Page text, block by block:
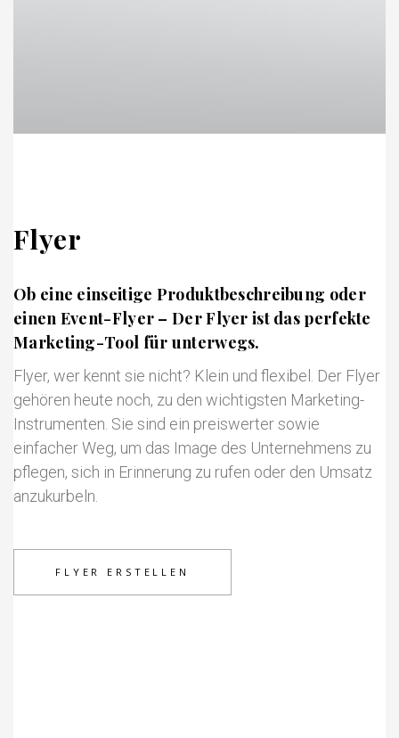
Flyer
Ob eine einseitige Produktbeschreibung oder
einen Event-Flyer – Der Flyer ist das perfekte
Marketing-Tool für unterwegs.
Flyer, wer kennt sie nicht? Klein und flexibel. Der Flyer
gehören heute noch, zu den wichtigsten Marketing-
Instrumenten. Sie sind ein preiswerter sowie
einfacher Weg, um das Image des Unternehmens zu
pflegen, sich in Erinnerung zu rufen oder den Umsatz
anzukurbeln.
FLYER ERSTELLEN